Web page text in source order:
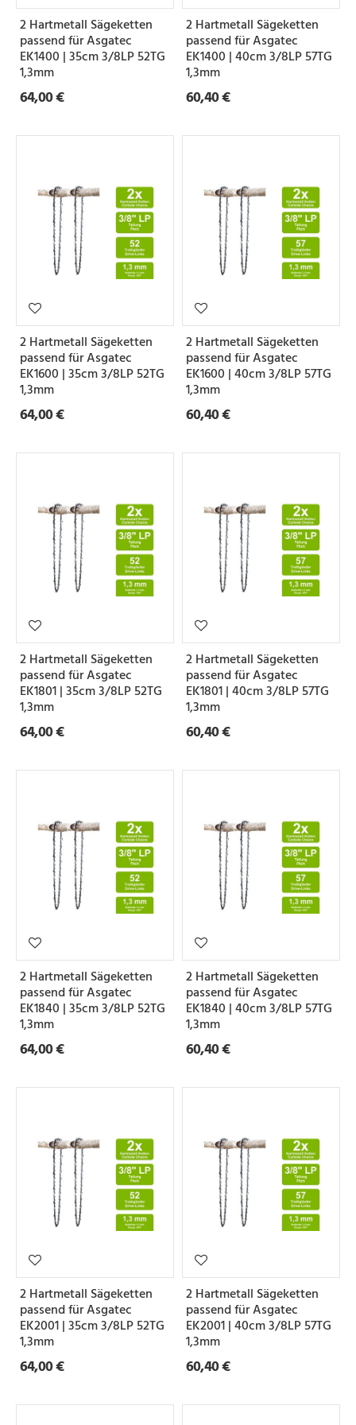
2 Hartmetall Sägeketten
passend für Asgatec
EK1400 | 35cm 3/8LP 52TG
1,3mm
64,00 €
2 Hartmetall Sägeketten
passend für Asgatec
EK1400 | 40cm 3/8LP 57TG
1,3mm
60,40 €
2 Hartmetall Sägeketten
passend für Asgatec
EK1600 | 35cm 3/8LP 52TG
1,3mm
64,00 €
2 Hartmetall Sägeketten
passend für Asgatec
EK1600 | 40cm 3/8LP 57TG
1,3mm
60,40 €
2 Hartmetall Sägeketten
passend für Asgatec
EK1801 | 35cm 3/8LP 52TG
1,3mm
64,00 €
2 Hartmetall Sägeketten
passend für Asgatec
EK1801 | 40cm 3/8LP 57TG
1,3mm
60,40 €
2 Hartmetall Sägeketten
passend für Asgatec
EK1840 | 35cm 3/8LP 52TG
1,3mm
64,00 €
2 Hartmetall Sägeketten
passend für Asgatec
EK1840 | 40cm 3/8LP 57TG
1,3mm
60,40 €
2 Hartmetall Sägeketten
passend für Asgatec
EK2001 | 35cm 3/8LP 52TG
1,3mm
64,00 €
2 Hartmetall Sägeketten
passend für Asgatec
EK2001 | 40cm 3/8LP 57TG
1,3mm
60,40 €
i
l
u
n
g
u
b
i
t
e
Z
a
n
o
S
e
t